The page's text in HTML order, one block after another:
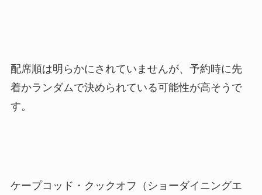
配席順は明らかにされていませんが、予約時に先
着かランダムで決められている可能性が高そうで
す。
ケープコッド・クックオフ（ショーダイニングエ